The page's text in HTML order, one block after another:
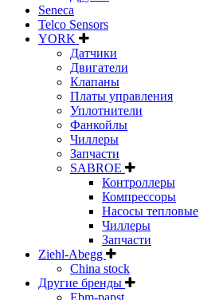
Seneca
Telco Sensors
YORK
Датчики
Двигатели
Клапаны
Платы управления
Уплотнители
Фанкойлы
Чиллеры
Запчасти
SABROE
Контроллеры
Компрессоры
Насосы тепловые
Чиллеры
Запчасти
Ziehl-Abegg
China stock
Другие бренды
Ebm-papst